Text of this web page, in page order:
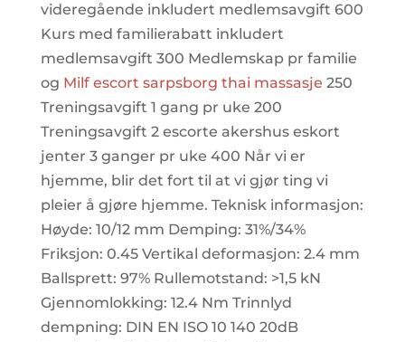
videregående inkludert medlemsavgift 600
Kurs med familierabatt inkludert
medlemsavgift 300 Medlemskap pr familie
og Milf escort sarpsborg thai massasje 250
Treningsavgift 1 gang pr uke 200
Treningsavgift 2 escorte akershus eskort
jenter 3 ganger pr uke 400 Når vi er
hjemme, blir det fort til at vi gjør ting vi
pleier å gjøre hjemme. Teknisk informasjon:
Høyde: 10/12 mm Demping: 31%/34%
Friksjon: 0.45 Vertikal deformasjon: 2.4 mm
Ballsprett: 97% Rullemotstand: >1,5 kN
Gjennomlokking: 12.4 Nm Trinnlyd
dempning: DIN EN ISO 10 140 20dB